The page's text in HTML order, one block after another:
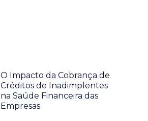
O Impacto da Cobrança de
Créditos de Inadimplentes
na Saúde Financeira das
Empresas